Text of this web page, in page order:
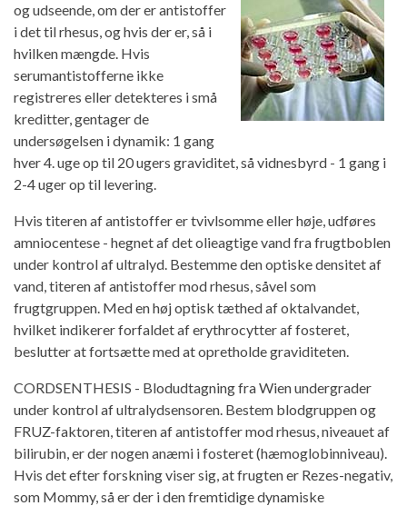
og udseende, om der er antistoffer
i det til rhesus, og hvis der er, så i
hvilken mængde. Hvis
serumantistofferne ikke
registreres eller detekteres i små
kreditter, gentager de
undersøgelsen i dynamik: 1 gang
hver 4. uge op til 20 ugers graviditet, så vidnesbyrd - 1 gang i
2-4 uger op til levering.
Hvis titeren af ​​antistoffer er tvivlsomme eller høje, udføres
amniocentese - hegnet af det olieagtige vand fra frugtboblen
under kontrol af ultralyd. Bestemme den optiske densitet af
vand, titeren af ​​antistoffer mod rhesus, såvel som
frugtgruppen. Med en høj optisk tæthed af oktalvandet,
hvilket indikerer forfaldet af erythrocytter af fosteret,
beslutter at fortsætte med at opretholde graviditeten.
CORDSENTHESIS - Blodudtagning fra Wien undergrader
under kontrol af ultralydsensoren. Bestem blodgruppen og
FRUZ-faktoren, titeren af ​​antistoffer mod rhesus, niveauet af
bilirubin, er der nogen anæmi i fosteret (hæmoglobinniveau).
Hvis det efter forskning viser sig, at frugten er Rezes-negativ,
som Mommy, så er der i den fremtidige dynamiske